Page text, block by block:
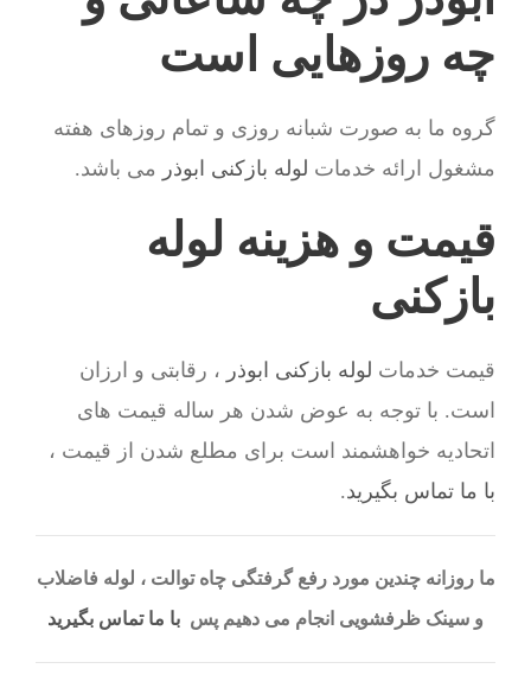
چه روزهایی است
گروه ما به صورت شبانه روزی و تمام روزهای هفته
مشغول ارائه خدمات لوله بازکنی ابوذر می باشد.
قیمت و هزینه لوله
بازکنی
قیمت خدمات لوله بازکنی ابوذر ، رقابتی و ارزان
است. با توجه به عوض شدن هر ساله قیمت های
اتحادیه خواهشمند است برای مطلع شدن از قیمت ،
با ما تماس بگیرید.
ما روزانه چندین مورد رفع گرفتگی چاه توالت ، لوله فاضلاب
و سینک ظرفشویی انجام می دهیم پس با ما تماس بگیرید